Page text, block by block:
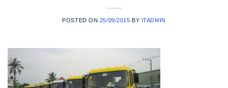
POSTED ON 25/09/2015 BY ITADMIN